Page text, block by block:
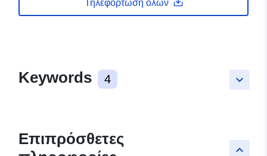
Τηλεφόρτωση όλων
keyboard_arrow_down
Keywords 4
keyboard_arrow_up
Επιπρόσθετες